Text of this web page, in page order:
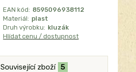
EAN kód: 8595096938112
Materiál: plast
Druh výrobku: kluzák
Hlídat cenu / dostupnost
Související zboží 5